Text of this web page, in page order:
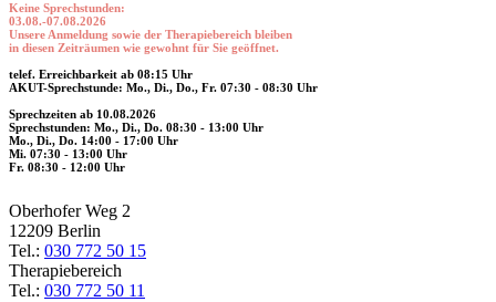
Keine Sprechstunden:
03.08.-07.08.2026
Unsere Anmeldung sowie der Therapiebereich bleiben
in diesen Zeiträumen wie gewohnt für Sie geöffnet.
telef. Erreichbarkeit ab 08:15 Uhr
AKUT-Sprechstunde: Mo., Di., Do., Fr. 07:30 - 08:30 Uhr
Sprechzeiten ab 10.08.2026
Sprechstunden: Mo., Di., Do. 08:30 - 13:00 Uhr
Mo., Di., Do. 14:00 - 17:00 Uhr
Mi. 07:30 - 13:00 Uhr
Fr. 08:30 - 12:00 Uhr
Oberhofer Weg 2
12209 Berlin
Tel.: 030 772 50 15
Therapiebereich
Tel.: 030 772 50 11